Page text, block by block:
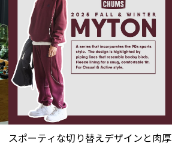
スポーティな切り替えデザインと肉厚